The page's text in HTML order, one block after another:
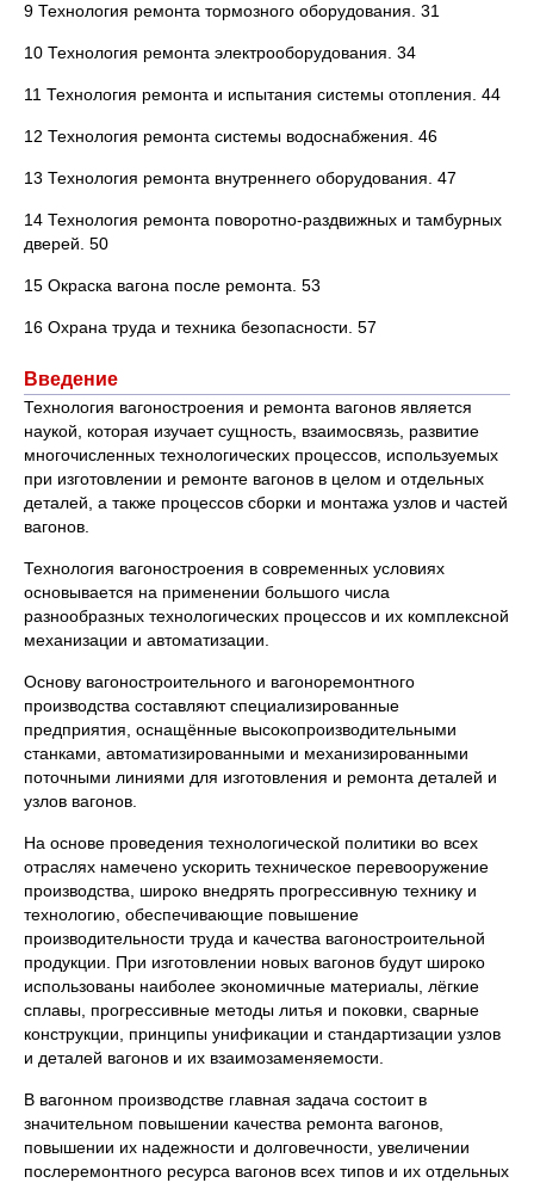
9 Технология ремонта тормозного оборудования. 31
10 Технология ремонта электрооборудования. 34
11 Технология ремонта и испытания системы отопления. 44
12 Технология ремонта системы водоснабжения. 46
13 Технология ремонта внутреннего оборудования. 47
14 Технология ремонта поворотно-раздвижных и тамбурных
дверей. 50
15 Окраска вагона после ремонта. 53
16 Охрана труда и техника безопасности. 57
Введение
Технология вагоностроения и ремонта вагонов является
наукой, которая изучает сущность, взаимосвязь, развитие
многочисленных технологических процессов, используемых
при изготовлении и ремонте вагонов в целом и отдельных
деталей, а также процессов сборки и монтажа узлов и частей
вагонов.
Технология вагоностроения в современных условиях
основывается на применении большого числа
разнообразных технологических процессов и их комплексной
механизации и автоматизации.
Основу вагоностроительного и вагоноремонтного
производства составляют специализированные
предприятия, оснащённые высокопроизводительными
станками, автоматизированными и механизированными
поточными линиями для изготовления и ремонта деталей и
узлов вагонов.
На основе проведения технологической политики во всех
отраслях намечено ускорить техническое перевооружение
производства, широко внедрять прогрессивную технику и
технологию, обеспечивающие повышение
производительности труда и качества вагоностроительной
продукции. При изготовлении новых вагонов будут широко
использованы наиболее экономичные материалы, лёгкие
сплавы, прогрессивные методы литья и поковки, сварные
конструкции, принципы унификации и стандартизации узлов
и деталей вагонов и их взаимозаменяемости.
В вагонном производстве главная задача состоит в
значительном повышении качества ремонта вагонов,
повышении их надежности и долговечности, увеличении
послеремонтного ресурса вагонов всех типов и их отдельных